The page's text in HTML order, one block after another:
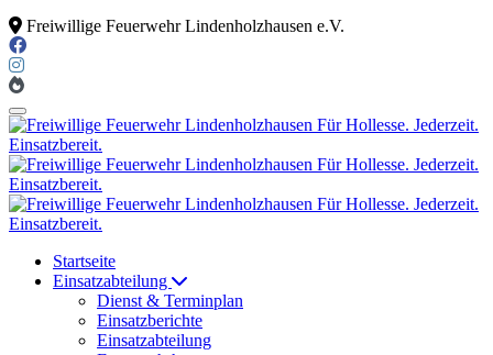
Freiwillige Feuerwehr Lindenholzhausen e.V.
Startseite
Einsatzabteilung
Dienst & Terminplan
Einsatzberichte
Einsatzabteilung